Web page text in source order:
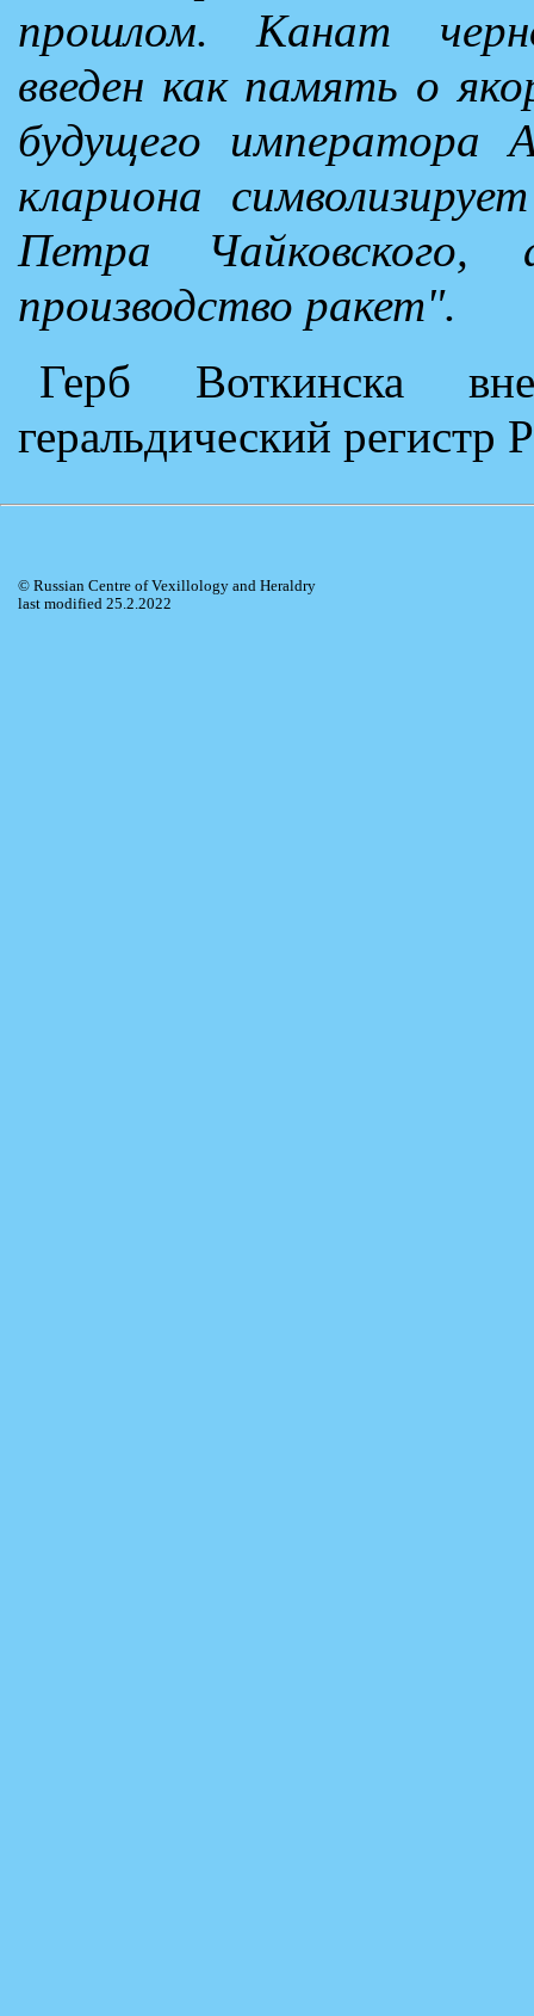
прошлом. Канат
введен как память о
будущего императора
клариона
Петра Чайковского,
производство ракет".
Герб Воткинска
геральдический
© Russian Centre of Vexillology and Heraldry
last modified 25.2.2022